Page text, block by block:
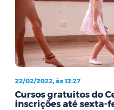
22/02/2022, às 12:27
Cursos gratuitos do
inscrições até sexta-